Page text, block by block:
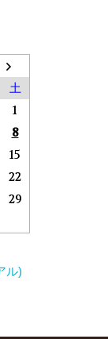
土
1
8
15
22
29
ル)